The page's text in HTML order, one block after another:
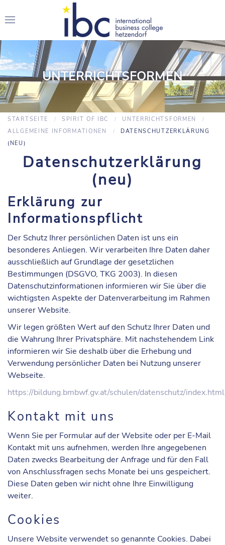
UNTERRICHTSFORMEN
STARTSEITE SPIRIT OF IBC
UNTERRICHTSFORMEN
ALLGEMEINE INFORMATIONEN
DATENSCHUTZERKLÄRUNG
(NEU)
Datenschutzerklärung
(neu)
Erklärung zur
Informationspflicht
Der Schutz Ihrer persönlichen Daten ist uns ein
besonderes Anliegen. Wir verarbeiten Ihre Daten daher
ausschließlich auf Grundlage der gesetzlichen
Bestimmungen (DSGVO, TKG 2003). In diesen
Datenschutzinformationen informieren wir Sie über die
wichtigsten Aspekte der Datenverarbeitung im Rahmen
unserer Website.
Wir legen größten Wert auf den Schutz Ihrer Daten und
die Wahrung Ihrer Privatsphäre. Mit nachstehendem Link
informieren wir Sie deshalb über die Erhebung und
Verwendung persönlicher Daten bei Nutzung unserer
Webseite.
https://bildung.bmbwf.gv.at/schulen/datenschutz/index.html
Kontakt mit uns
Wenn Sie per Formular auf der Website oder per E-Mail
Kontakt mit uns aufnehmen, werden Ihre angegebenen
Daten zwecks Bearbeitung der Anfrage und für den Fall
von Anschlussfragen sechs Monate bei uns gespeichert.
Diese Daten geben wir nicht ohne Ihre Einwilligung
weiter.
Cookies
Unsere Website verwendet so genannte Cookies. Dabei